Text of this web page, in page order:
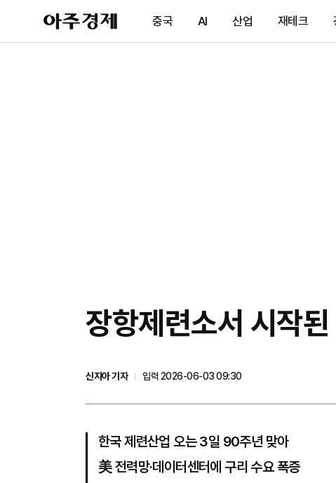
아
주
제
중국 AI 산업 재테크
장항제련소서 시작
신지아 기자
입력 2026-06-03 09:30
한국 제련산업 오는 3일 90주년 맞아
美 전력망·데이터센터에 구리 수요 폭증